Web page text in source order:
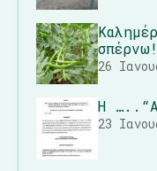
σπέρνω!
26
Η
23